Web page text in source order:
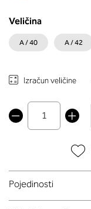
Veličina
A / 40 A / 42
Izračun veličine
Pojedinosti